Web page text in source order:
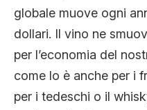
globale muove ogni
dollari. Il vino ne
per l’economia del
come lo è anche per i
per i tedeschi o il